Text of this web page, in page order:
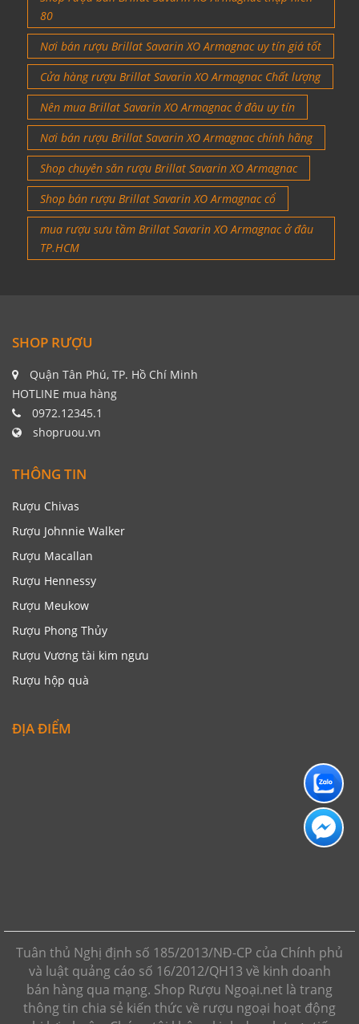
80
Nơi bán rượu Brillat Savarin XO Armagnac uy tín giá tốt
Cửa hàng rượu Brillat Savarin XO Armagnac Chất lượng
Nên mua Brillat Savarin XO Armagnac ở đâu uy tín
Nơi bán rượu Brillat Savarin XO Armagnac chính hãng
Shop chuyên săn rượu Brillat Savarin XO Armagnac
Shop bán rượu Brillat Savarin XO Armagnac cổ
mua rượu sưu tầm Brillat Savarin XO Armagnac ở đâu
TP.HCM
SHOP RƯỢU
Quận Tân Phú, TP. Hồ Chí Minh
HOTLINE mua hàng
0972.12345.1
shopruou.vn
THÔNG TIN
Rượu Chivas
Rượu Johnnie Walker
Rượu Macallan
Rượu Hennessy
Rượu Meukow
Rượu Phong Thủy
Rượu Vương tài kim ngưu
Rượu hộp quà
ĐỊA ĐIỂM
Tuân thủ Nghị định số 185/2013/NĐ-CP của Chính phủ
và luật quảng cáo số 16/2012/QH13 về kinh doanh
bán hàng qua mạng. Shop Rượu Ngoại.net là trang
thông tin chia sẻ kiến thức về rượu ngoại hoạt động